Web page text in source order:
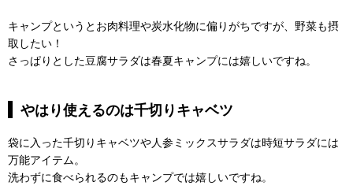
キャンプというとお肉料理や炭水化物に偏りがちですが、野菜も摂
取したい！
さっぱりとした豆腐サラダは春夏キャンプには嬉しいですね。
やはり使えるのは千切りキャベツ
袋に入った千切りキャベツや人参ミックスサラダは時短サラダには
万能アイテム。
洗わずに食べられるのもキャンプでは嬉しいですね。